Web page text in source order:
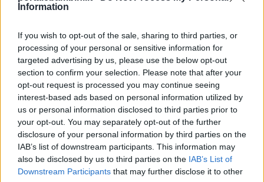
Information
If you wish to opt-out of the sale, sharing to third parties, or
processing of your personal or sensitive information for
targeted advertising by us, please use the below opt-out
section to confirm your selection. Please note that after your
opt-out request is processed you may continue seeing
interest-based ads based on personal information utilized by
us or personal information disclosed to third parties prior to
your opt-out. You may separately opt-out of the further
disclosure of your personal information by third parties on the
IAB’s list of downstream participants. This information may
also be disclosed by us to third parties on the IAB’s List of
Downstream Participants that may further disclose it to other